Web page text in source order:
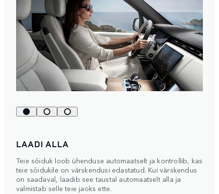
LAADI ALLA
Teie sõiduk loob ühenduse automaatselt ja kontrollib, kas
teie sõidukile on värskendusi edastatud. Kui värskendus
on saadaval, laadib see taustal automaatselt alla ja
valmistab selle teie jaoks ette.